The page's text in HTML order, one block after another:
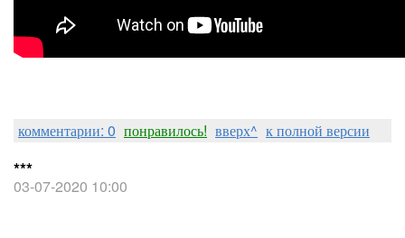
комментарии: 0 понравилось! вверх^ к полной версии
***
03-07-2020 10:00